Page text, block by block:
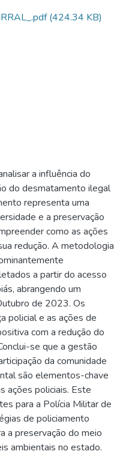
(424.34 KB)
a influência do
do desmatamento ilegal
representa uma
e a preservação
como as ações
redução. A metodologia
a partir do acesso
abrangendo um
de 2023. Os
policial e as ações de
com a redução do
se que a gestão
da comunidade
são elementos-chave
ações policiais. Este
para a Polícia Militar de
de policiamento
a preservação do meio
ambientais no estado.